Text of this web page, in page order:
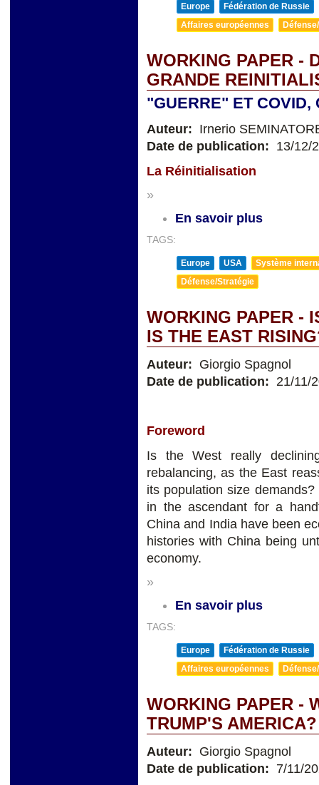
Europe
Fédération de Russie
Affaires européennes
WORKING PAPER -
GRANDE
"GUERRE" ET COVID,
Auteur: Irnerio
Date de publication: 13/12/
La Réinitialisation
»
En savoir plus
TAGS:
Europe USA
Système
Défense/Stratégie
WORKING PAPER -
IS THE EAST
Auteur: Giorgio Spagnol
Date de publication: 21/11/
Foreword
Is the West really
rebalancing, as the East
its population size
in the ascendant for a
China and India have been
histories with China being
economy.
»
En savoir plus
TAGS:
Europe
Fédération de Russie
Affaires européennes
WORKING PAPER -
TRUMP'S AMERICA?
Auteur: Giorgio Spagnol
Date de publication: 7/11/